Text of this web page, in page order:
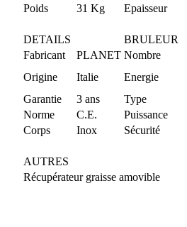
Poids
31 Kg Epaisseur
DETAILS
BRULEUR
Fabricant
PLANET Nombre
Origine
Italie Energie
Garantie
3 ans Type
Norme
C.E. Puissance
Corps
Inox Sécurité
AUTRES
Récupérateur graisse amovible